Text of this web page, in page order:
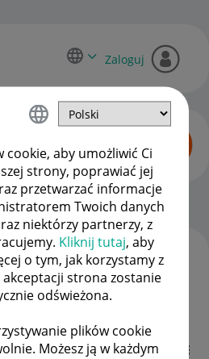
cookie, aby umożliwić Ci
strony, poprawiać jej
przetwarzać informacje
Twoich danych
niektórzy partnerzy, z
Kliknij tutaj, aby
o tym, jak korzystamy z
strona zostanie
odświeżona.
plików cookie
Możesz ją w każdym
Zaloguj
OPCJE
z konta zen
8
TEMATY